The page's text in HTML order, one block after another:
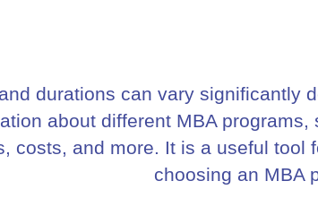
durations can vary significantly
about different MBA
costs, and more. It is a useful
choosing an MBA